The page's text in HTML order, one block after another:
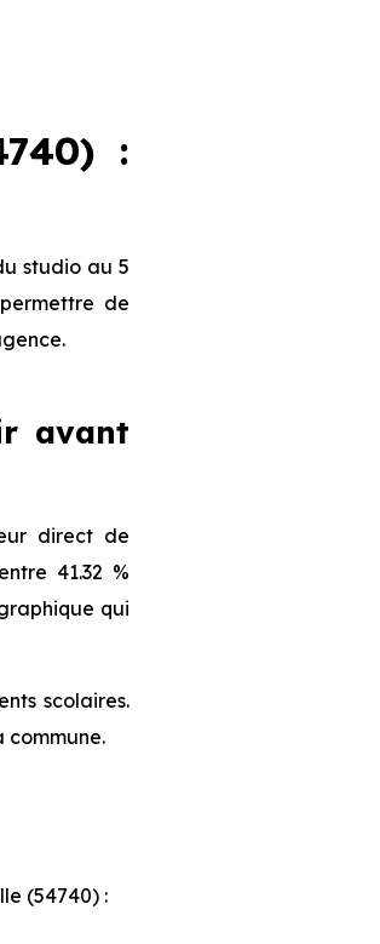
:
studio au 5
de
avant
direct de
41.32 %
qui
scolaires.
commune.
(54740) :